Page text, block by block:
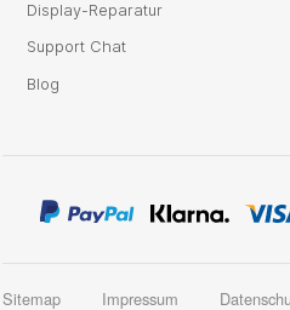
Display-Reparatur
Support Chat
Blog
Sitemap Impressum